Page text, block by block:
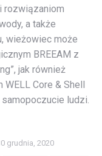
rozwiązaniom
a także
wieżowiec może
BREEAM z
jak również
Core & Shell
ludzi.
grudnia, 2020